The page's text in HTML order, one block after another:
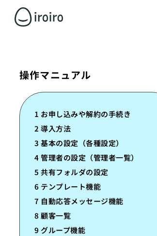
操作マニュアル
1 お申し込みや解約の手続き
2 導入方法
3 基本の設定（各種設定）
4 管理者の設定（管理者一覧）
5 共有フォルダの設定
6 テンプレート機能
7 自動応答メッセージ機能
8 顧客一覧
9 グループ機能